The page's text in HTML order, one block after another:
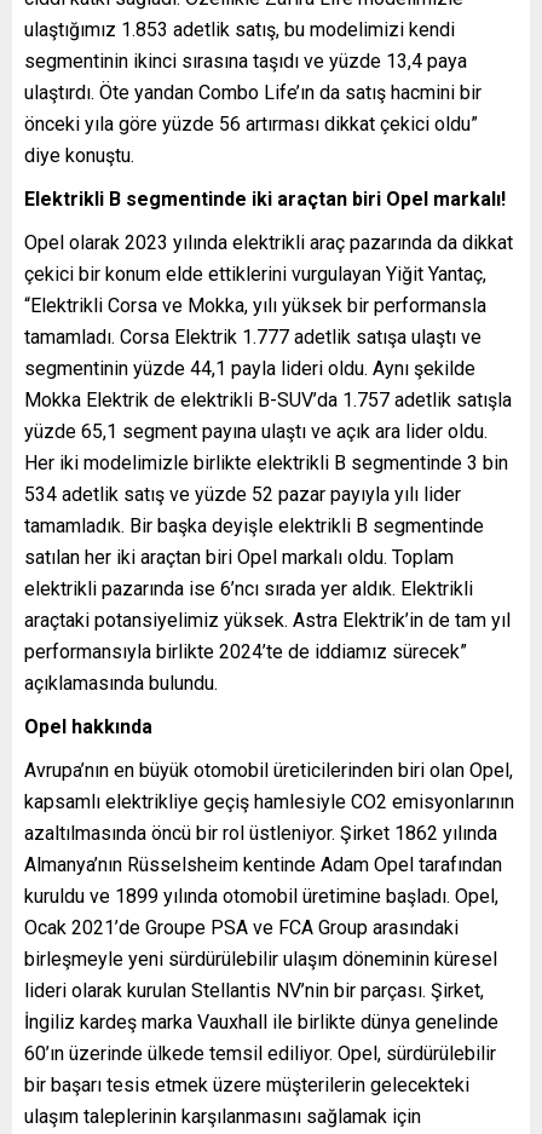
ulaştığımız 1.853 adetlik satış, bu modelimizi kendi
segmentinin ikinci sırasına taşıdı ve yüzde 13,4 paya
ulaştırdı. Öte yandan Combo Life’ın da satış hacmini bir
önceki yıla göre yüzde 56 artırması dikkat çekici oldu”
diye konuştu.
Elektrikli B segmentinde iki araçtan biri Opel markalı!
Opel olarak 2023 yılında elektrikli araç pazarında da dikkat
çekici bir konum elde ettiklerini vurgulayan Yiğit Yantaç,
“Elektrikli Corsa ve Mokka, yılı yüksek bir performansla
tamamladı. Corsa Elektrik 1.777 adetlik satışa ulaştı ve
segmentinin yüzde 44,1 payla lideri oldu. Aynı şekilde
Mokka Elektrik de elektrikli B-SUV’da 1.757 adetlik satışla
yüzde 65,1 segment payına ulaştı ve açık ara lider oldu.
Her iki modelimizle birlikte elektrikli B segmentinde 3 bin
534 adetlik satış ve yüzde 52 pazar payıyla yılı lider
tamamladık. Bir başka deyişle elektrikli B segmentinde
satılan her iki araçtan biri Opel markalı oldu. Toplam
elektrikli pazarında ise 6’ncı sırada yer aldık. Elektrikli
araçtaki potansiyelimiz yüksek. Astra Elektrik’in de tam yıl
performansıyla birlikte 2024’te de iddiamız sürecek”
açıklamasında bulundu.
Opel hakkında
Avrupa’nın en büyük otomobil üreticilerinden biri olan Opel,
kapsamlı elektrikliye geçiş hamlesiyle CO2 emisyonlarının
azaltılmasında öncü bir rol üstleniyor. Şirket 1862 yılında
Almanya’nın Rüsselsheim kentinde Adam Opel tarafından
kuruldu ve 1899 yılında otomobil üretimine başladı. Opel,
Ocak 2021’de Groupe PSA ve FCA Group arasındaki
birleşmeyle yeni sürdürülebilir ulaşım döneminin küresel
lideri olarak kurulan Stellantis NV’nin bir parçası. Şirket,
İngiliz kardeş marka Vauxhall ile birlikte dünya genelinde
60’ın üzerinde ülkede temsil ediliyor. Opel, sürdürülebilir
bir başarı tesis etmek üzere müşterilerin gelecekteki
ulaşım taleplerinin karşılanmasını sağlamak için